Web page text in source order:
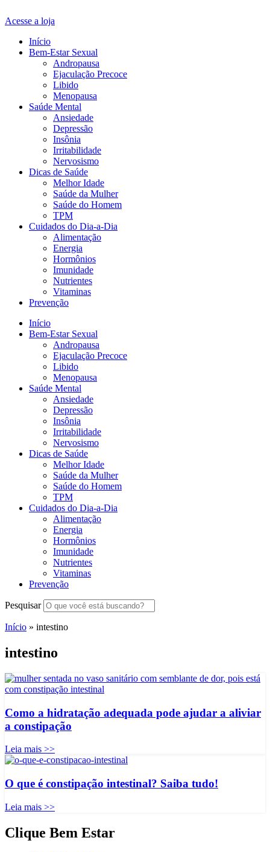
Acesse a loja
Início
Bem-Estar Sexual
Andropausa
Ejaculação Precoce
Libido
Menopausa
Saúde Mental
Ansiedade
Depressão
Insônia
Irritabilidade
Nervosismo
Dicas de Saúde
Melhor Idade
Saúde da Mulher
Saúde do Homem
TPM
Cuidados do Dia-a-Dia
Alimentação
Energia
Hormônios
Imunidade
Nutrientes
Vitaminas
Prevenção
Início
Bem-Estar Sexual
Andropausa
Ejaculação Precoce
Libido
Menopausa
Saúde Mental
Ansiedade
Depressão
Insônia
Irritabilidade
Nervosismo
Dicas de Saúde
Melhor Idade
Saúde da Mulher
Saúde do Homem
TPM
Cuidados do Dia-a-Dia
Alimentação
Energia
Hormônios
Imunidade
Nutrientes
Vitaminas
Prevenção
Pesquisar
Início » intestino
intestino
Como a hidratação adequada pode ajudar a aliviar
a constipação
Leia mais >>
O que é constipação intestinal? Saiba tudo!
Leia mais >>
Clique Bem Estar